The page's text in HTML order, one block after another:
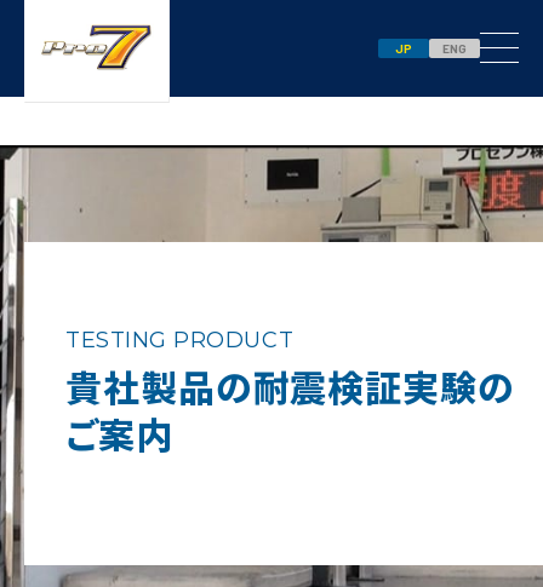
JP ENG
TESTING PRODUCT
貴社製品の耐震検証実験の
ご案内